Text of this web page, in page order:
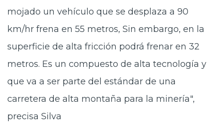
mojado un vehículo que se desplaza a 90
km/hr frena en 55 metros, Sin embargo, en la
superficie de alta fricción podrá frenar en 32
metros. Es un compuesto de alta tecnología y
que va a ser parte del estándar de una
carretera de alta montaña para la minería",
precisa Silva